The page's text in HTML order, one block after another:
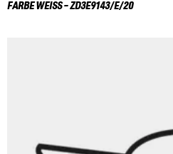
FARBE WEISS - ZD3E9143/E/20